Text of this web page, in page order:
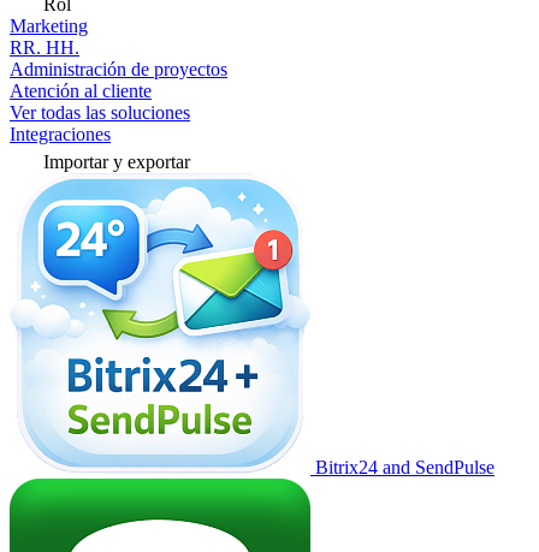
Rol
Marketing
RR. HH.
Administración de proyectos
Atención al cliente
Ver todas las soluciones
Integraciones
Importar y exportar
Bitrix24 and SendPulse